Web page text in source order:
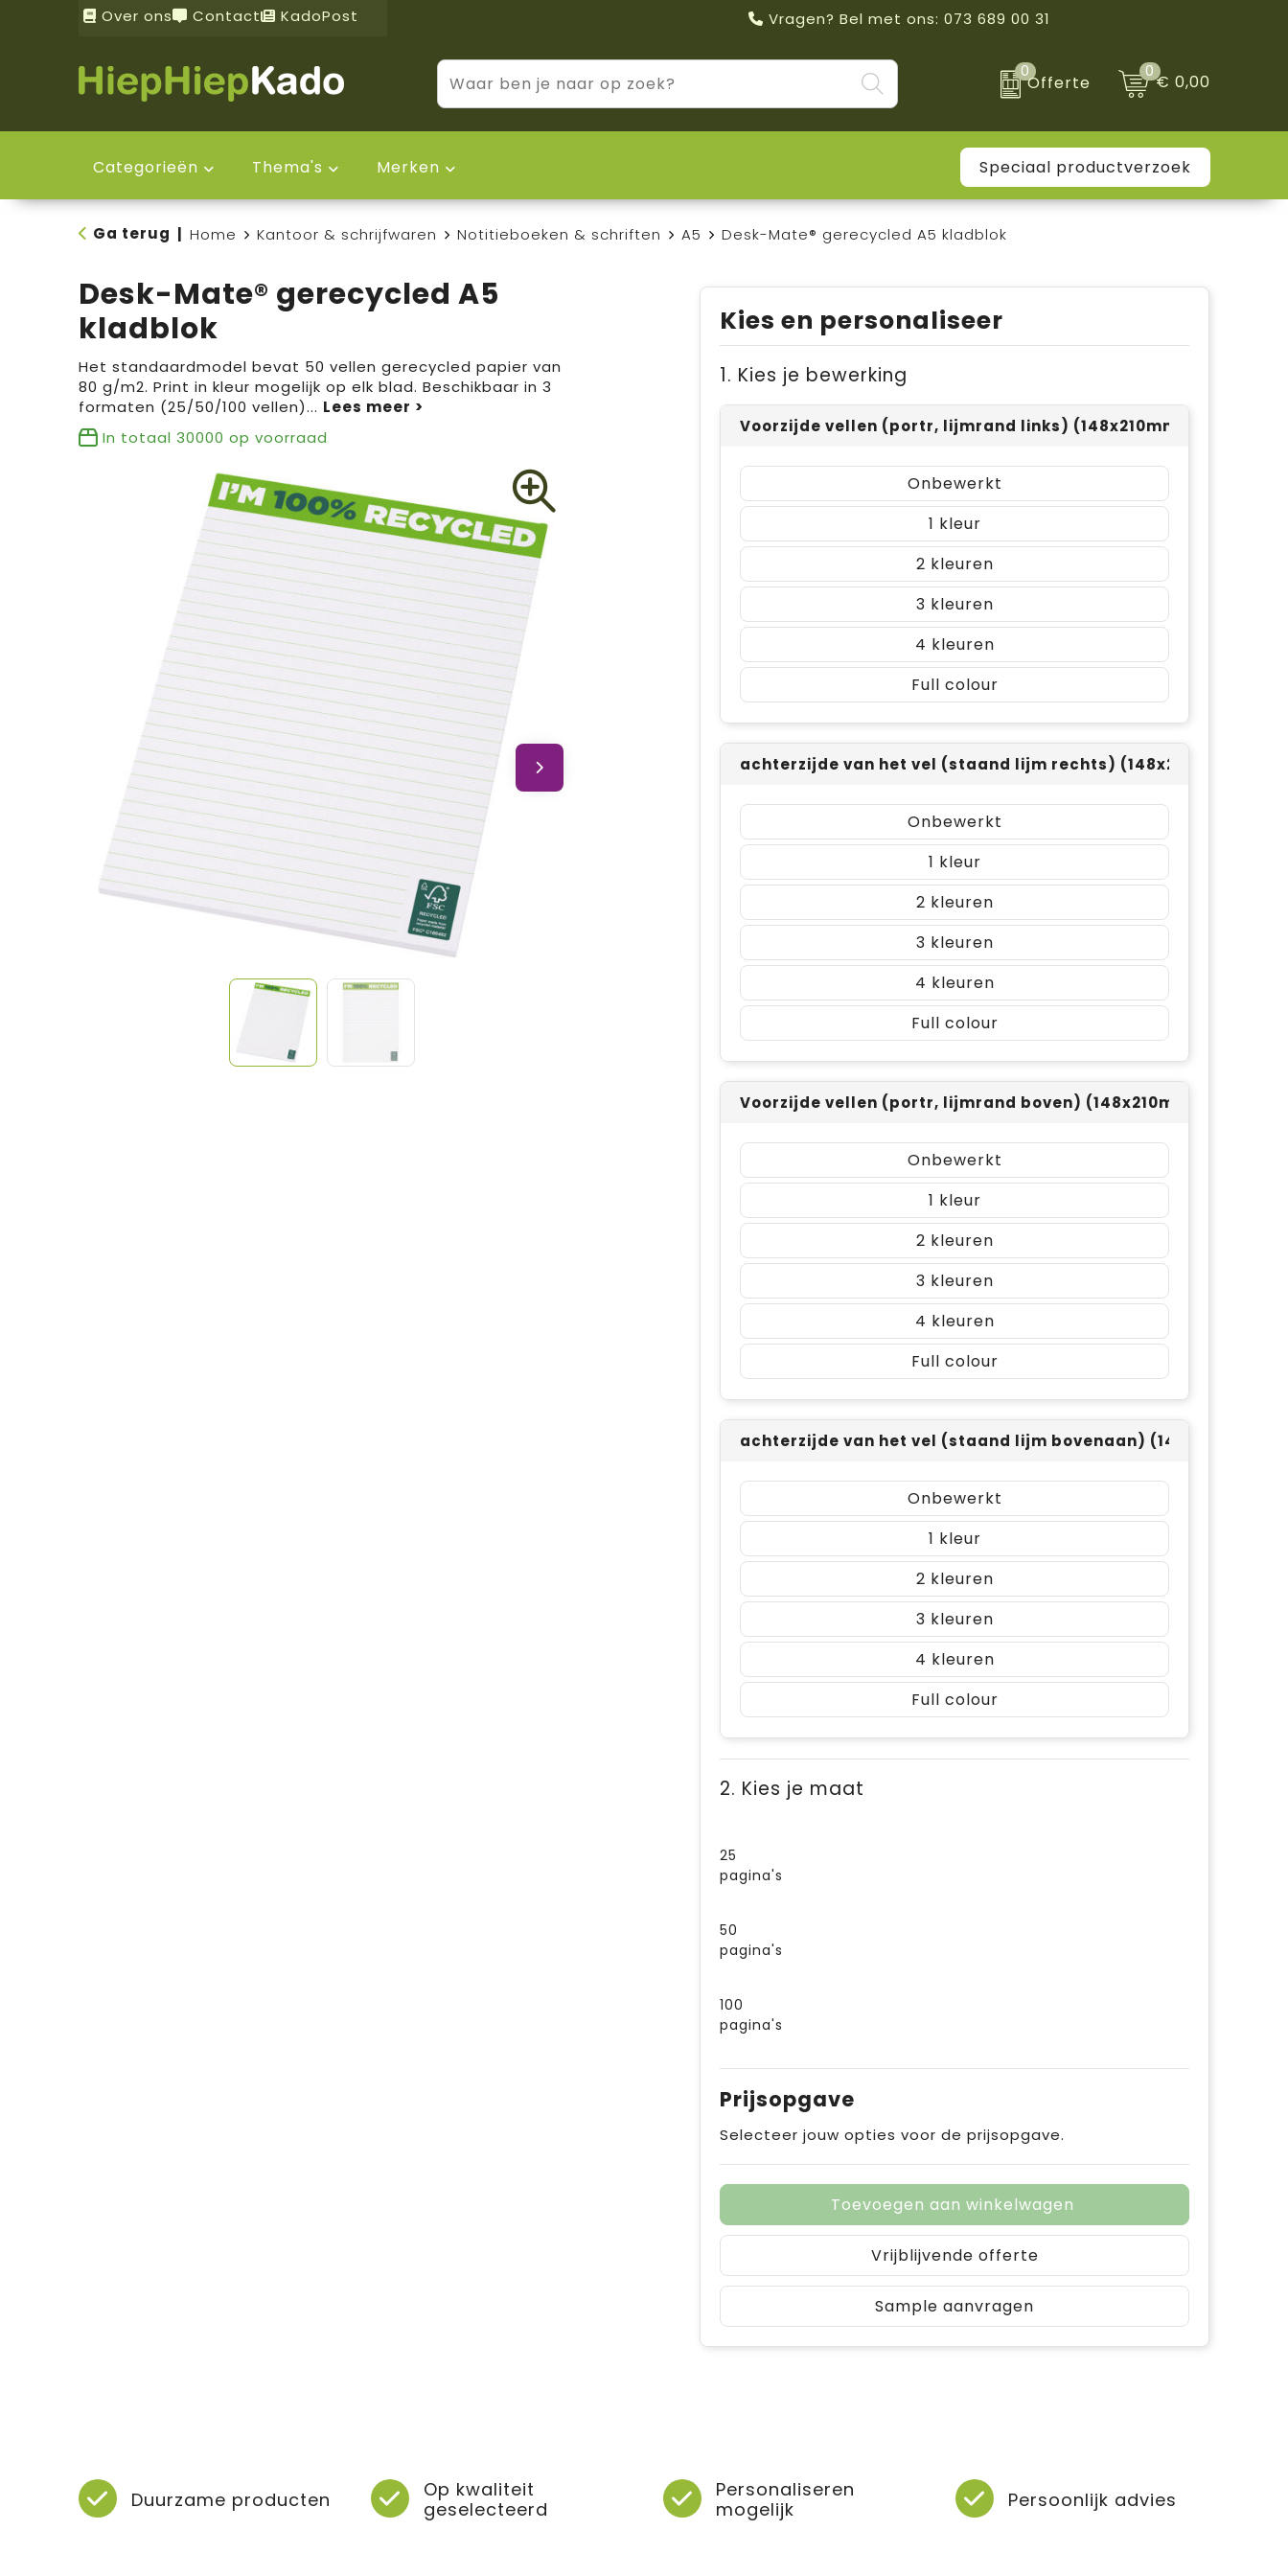
Over ons Contact KadoPost Vragen? Bel met ons: 073 689 00 31
0
Offerte
0€ 0,00
Categorieën Thema's Merken Speciaal productverzoek
Ga terug Home Kantoor & schrijfwaren Notitieboeken & schriften A5 Desk-Mate® gerecycled A5 kladblok
Desk-Mate® gerecycled A5
kladblok
Het standaardmodel bevat 50 vellen gerecycled papier van
80 g/m2. Print in kleur mogelijk op elk blad. Beschikbaar in 3
formaten (25/50/100 vellen)...
In totaal 30000 op voorraad
Kies en personaliseer
1. Kies je bewerking
Voorzijde vellen (portr, lijmrand links) (148x210mm)
Onbewerkt
1
2
3
4
Full colour
achterzijde van het vel (staand lijm rechts) (148x210mm)
Onbewerkt
1
2
3
4
Full colour
Voorzijde vellen (portr, lijmrand boven) (148x210mm)
Onbewerkt
1
2
3
4
Full colour
achterzijde van het vel (staand lijm bovenaan) (148x210mm)
Onbewerkt
1
2
3
4
Full colour
2. Kies je maat
25
pagina's
50
pagina's
100
pagina's
Prijsopgave
Selecteer jouw opties voor de prijsopgave.
Toevoegen aan winkelwagen
Vrijblijvende offerte
Sample aanvragen
Duurzame producten
Op kwaliteit
geselecteerd
Personaliseren
mogelijk
Persoonlijk advies